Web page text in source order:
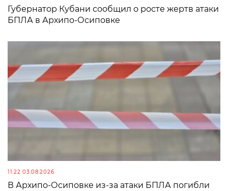
Губернатор Кубани сообщил о росте жертв атаки
БПЛА в Архипо-Осиповке
11:22 03.08.2026
В Архипо-Осиповке из-за атаки БПЛА погибли